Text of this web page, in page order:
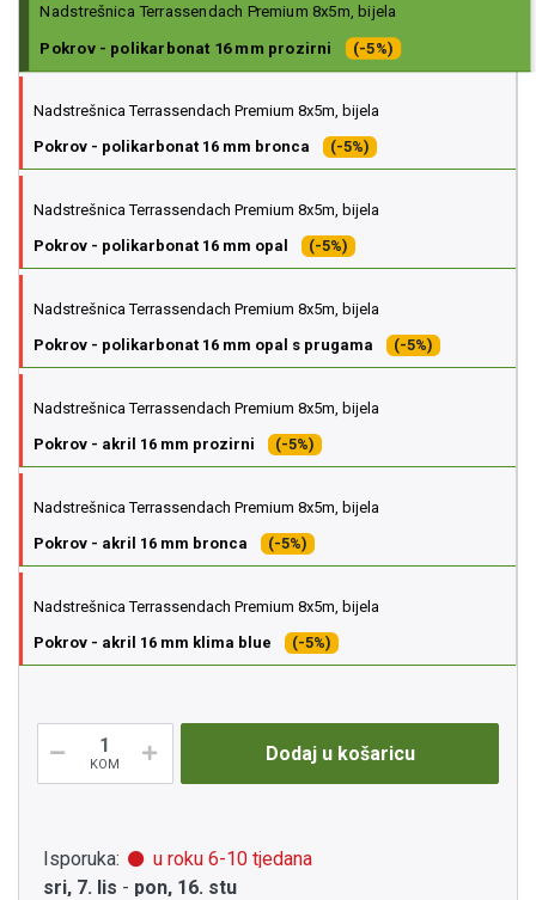
Nadstrešnica Terrassendach Premium 8x5m, bijela
Pokrov - polikarbonat 16 mm prozirni
(-5%)
Nadstrešnica Terrassendach Premium 8x5m, bijela
Pokrov - polikarbonat 16 mm bronca
(-5%)
Nadstrešnica Terrassendach Premium 8x5m, bijela
Pokrov - polikarbonat 16 mm opal
(-5%)
Nadstrešnica Terrassendach Premium 8x5m, bijela
Pokrov - polikarbonat 16 mm opal s prugama
(-5%)
Nadstrešnica Terrassendach Premium 8x5m, bijela
Pokrov - akril 16 mm prozirni
(-5%)
Nadstrešnica Terrassendach Premium 8x5m, bijela
Pokrov - akril 16 mm bronca
(-5%)
Nadstrešnica Terrassendach Premium 8x5m, bijela
Pokrov - akril 16 mm klima blue
(-5%)
KOM Dodaj u košaricu
Isporuka:
u roku 6-10 tjedana
sri, 7. lis - pon, 16. stu